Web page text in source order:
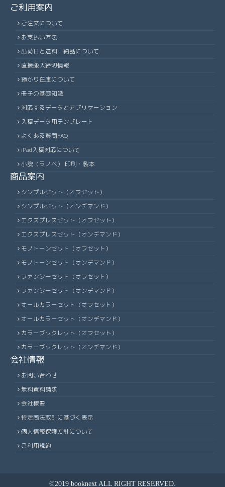
ご利用案内
ご注文について
お支払い方法
出荷日と送料・納品について
直接搬入締切情報
預かり在庫について
冊子の基礎知識
対応するデータとアプリケーション
入稿データ用テンプレート
よくある質問FAQ
iPad入稿対応について
小説（ラノベ） 印刷・製本
商品案内
シンプルセット（オフセット）
シンプルセット（オンデマンド）
エクスプレスセット（オフセット）
エクスプレスセット（オンデマンド）
モノトーンセット（オフセット）
モノトーンセット（オンデマンド）
ファンシーセット（オフセット）
ファンシーセット（オンデマンド）
オールカラーセット（オフセット）
オールカラーセット（オンデマンド）
カラーブックレット（オフセット）
カラーブックレット（オンデマンド）
会社情報
お問い合わせ
無料資料請求
会社概要
特定商法取引に基づく表示
個人情報保護方針について
ご利用規約
©2019 booknext ALL RIGHT RESERVED.